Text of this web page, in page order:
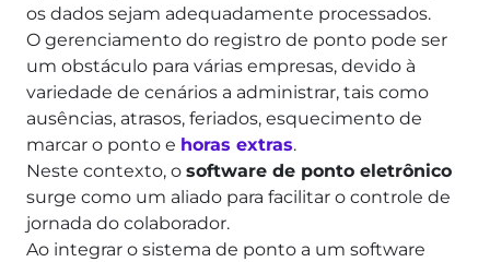
os dados sejam adequadamente processados.
O gerenciamento do registro de ponto pode ser
um obstáculo para várias empresas, devido à
variedade de cenários a administrar, tais como
ausências, atrasos, feriados, esquecimento de
marcar o ponto e horas extras.
Neste contexto, o software de ponto eletrônico
surge como um aliado para facilitar o controle de
jornada do colaborador.
Ao integrar o sistema de ponto a um software